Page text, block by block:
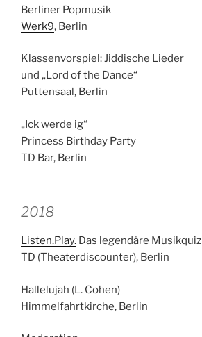
Berliner Popmusik
Werk9, Berlin
Klassenvorspiel: Jiddische Lieder
und „Lord of the Dance“
Puttensaal, Berlin
„Ick werde ig“
Princess Birthday Party
TD Bar, Berlin
2018
Listen.Play. Das legendäre Musikquiz
TD (Theaterdiscounter), Berlin
Hallelujah (L. Cohen)
Himmelfahrtkirche, Berlin